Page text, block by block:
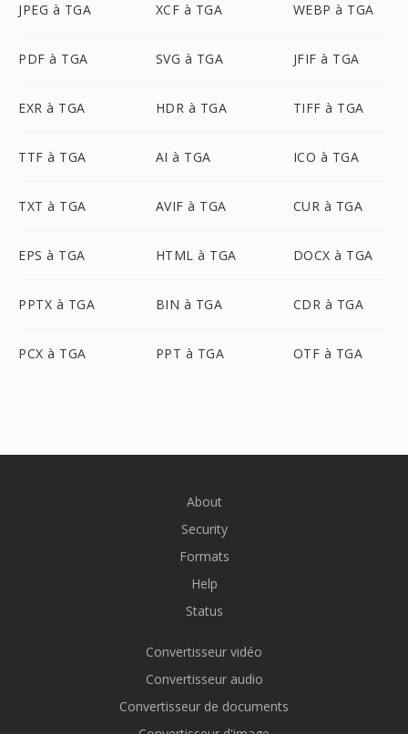
JPEG à TGA XCF à TGA WEBP à TGA
PDF à TGA SVG à TGA JFIF à TGA
EXR à TGA HDR à TGA TIFF à TGA
TTF à TGA AI à TGA ICO à TGA
TXT à TGA AVIF à TGA CUR à TGA
EPS à TGA HTML à TGA DOCX à TGA
PPTX à TGA BIN à TGA CDR à TGA
PCX à TGA PPT à TGA OTF à TGA
About
Security
Formats
Help
Status
Convertisseur vidéo
Convertisseur audio
Convertisseur de documents